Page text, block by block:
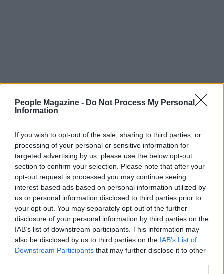
People Magazine - Do Not Process My Personal
Information
If you wish to opt-out of the sale, sharing to third parties, or
processing of your personal or sensitive information for
targeted advertising by us, please use the below opt-out
section to confirm your selection. Please note that after your
opt-out request is processed you may continue seeing
interest-based ads based on personal information utilized by
us or personal information disclosed to third parties prior to
your opt-out. You may separately opt-out of the further
disclosure of your personal information by third parties on the
IAB’s list of downstream participants. This information may
also be disclosed by us to third parties on the IAB’s List of
Downstream Participants that may further disclose it to other
Continua a leggere
PEOPLE NEWS